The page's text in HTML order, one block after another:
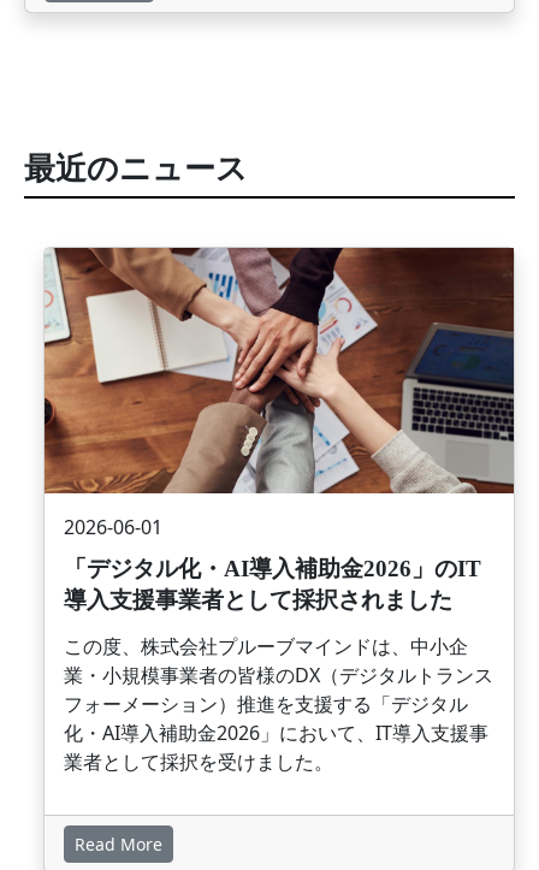
最近のニュース
画像
2026-06-01
「デジタル化・AI導入補助金2026」のIT
導入支援事業者として採択されました
この度、株式会社プルーブマインドは、中小企
業・小規模事業者の皆様のDX（デジタルトランス
フォーメーション）推進を支援する「デジタル
化・AI導入補助金2026」において、IT導入支援事
業者として採択を受けました。
Read More